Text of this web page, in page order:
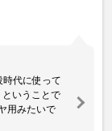
代に使って
いうことで
用みたいで